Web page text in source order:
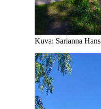
Kuva: Sarianna